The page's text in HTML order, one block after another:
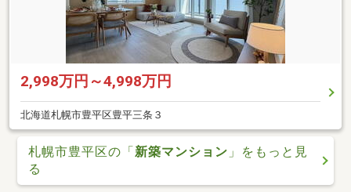
2,998万円～4,998万円
北海道札幌市豊平区豊平三条３
札幌市豊平区の「新築マンション 」をもっと見
る